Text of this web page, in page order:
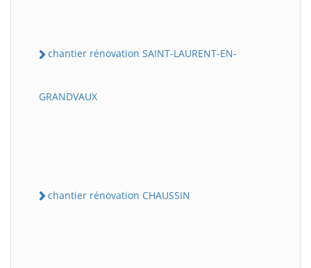
chantier rénovation SAINT-LAURENT-EN-
GRANDVAUX
chantier rénovation CHAUSSIN